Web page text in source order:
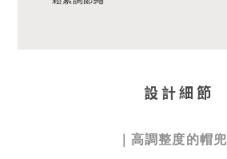
設計細節
｜高調整度的帽兜